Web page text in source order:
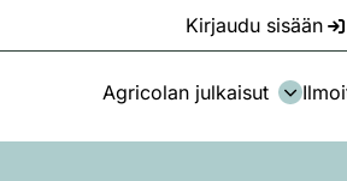
Kirjaudu sisään
Agricolan julkaisut